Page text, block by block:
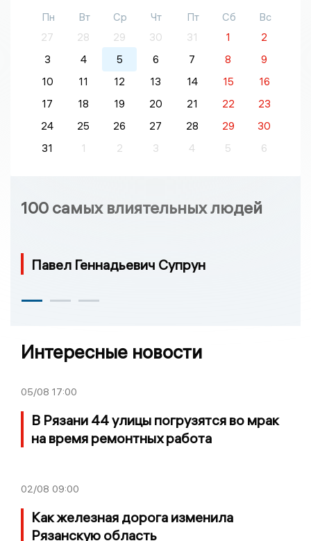
Пн Вт Ср Чт Пт Сб
Вс
27
28 29 30 31 1
2
3
4 5 6 7 8
9
10
11 12 13 14 15
16
17
18 19 20 21 22
23
24
25 26 27 28 29
30
31
1 2 3 4 5 6
100 самых влиятельных людей
Павел Геннадьевич Супрун
Интересные новости
05/08 17:00
В Рязани 44 улицы погрузятся во мрак
на время ремонтных работа
02/08 09:00
Как железная дорога изменила
Рязанскую область